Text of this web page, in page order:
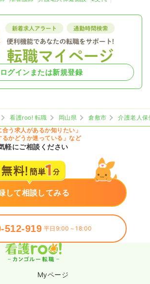
ログインまたは新規登録
看護roo! 転職 岡山県 倉敷市
介護老人
合う求人があるか知りたい」
るかどうか迷っている」など
軽にご相談ください
して相談してみる
512-919 平日9:00～18:00
Myページ